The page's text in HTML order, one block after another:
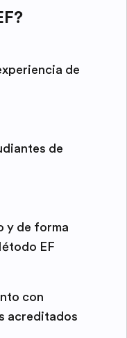
de
de
y de forma
EF
con
acreditados